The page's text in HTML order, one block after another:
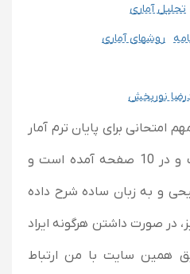
تحلیل آماری
روشهای آماری
نوربخش
امتحانی برای پایان ترم آمار
استنباطی در فایل پیوست و در 10 صفحه آمده است و
و به زبان ساده شرح داده
در صورت داشتن هرگونه ایراد
همین سایت با من ارتباط